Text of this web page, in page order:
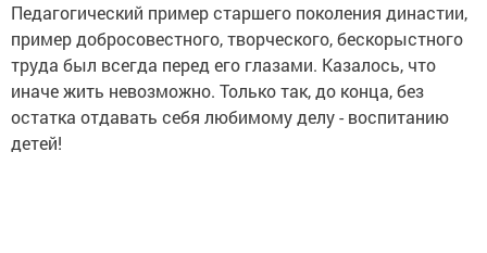
Педагогический пример старшего поколения династии,
пример добросовестного, творческого, бескорыстного
труда был всегда перед его глазами. Казалось, что
иначе жить невозможно. Только так, до конца, без
остатка отдавать себя любимому делу - воспитанию
детей!